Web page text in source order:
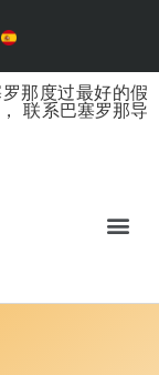
那度过最好的假
，联系巴塞罗那导